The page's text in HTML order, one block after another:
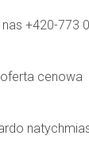
+420-773
oferta cenowa
do